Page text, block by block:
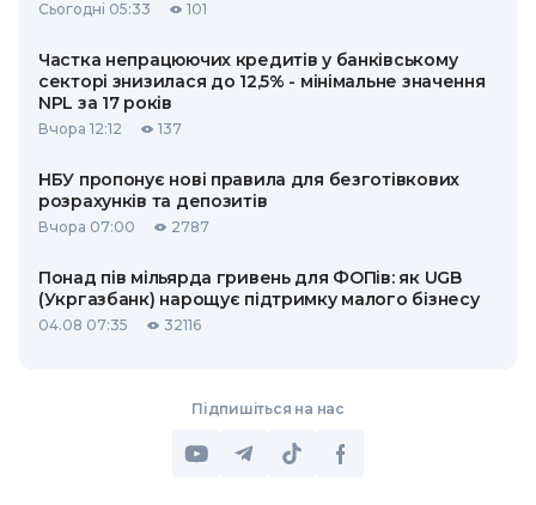
Сьогодні 05:33 101
Частка непрацюючих кредитів у банківському
секторі знизилася до 12,5% - мінімальне значення
NPL за 17 років
Вчора 12:12 137
НБУ пропонує нові правила для безготівкових
розрахунків та депозитів
Вчора 07:00 2787
Понад пів мільярда гривень для ФОПів: як UGB
(Укргазбанк) нарощує підтримку малого бізнесу
04.08 07:35 32116
Підпишіться на нас